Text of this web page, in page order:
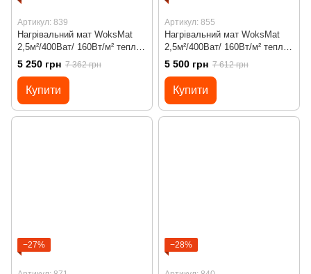
Артикул: 839
Нагрівальний мат WoksMat
2,5м²/400Ват/ 160Вт/м² тепла
підлога під плитку з
програмованим
терморегулятором Х55
5 250 грн 7 362 грн
Купити
Артикул: 855
Нагрівальний мат WoksMat
2,5м²/400Ват/ 160Вт/м² тепла
підлога під плитку з
програмованим
терморегулятором Х65 Wi-Fi
5 500 грн 7 612 грн
Купити
−27% −28%